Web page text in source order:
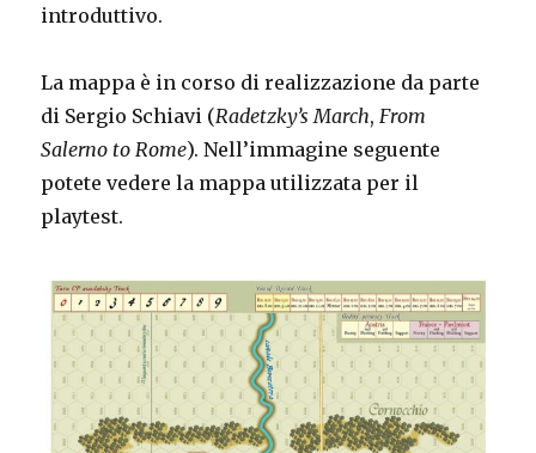
introduttivo.
La mappa è in corso di realizzazione da parte
di Sergio Schiavi (Radetzky’s March,From
Salerno to Rome). Nell’immagine seguente
potete vedere la mappa utilizzata per il
playtest.